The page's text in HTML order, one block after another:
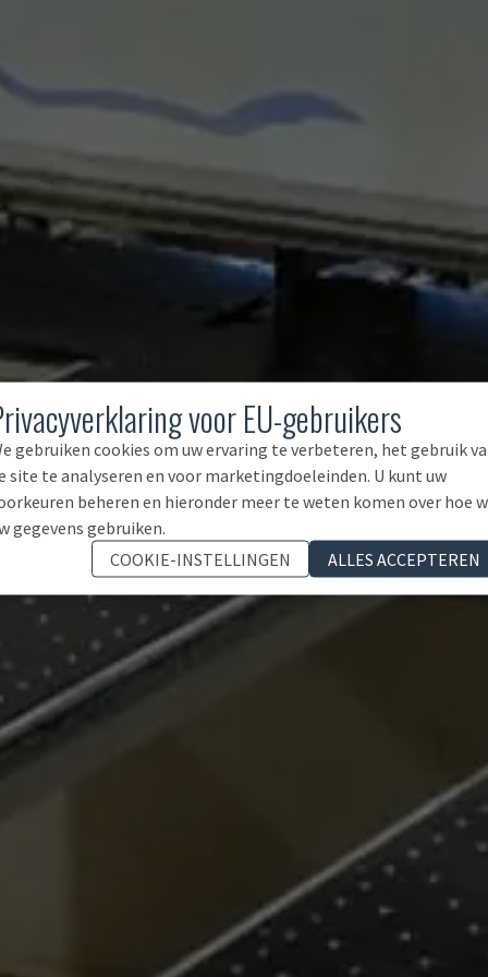
voor EU-gebruikers
gebruiken cookies om uw ervaring te verbeteren, het gebruik
site te analyseren en voor marketingdoeleinden. U kunt uw
beheren en hieronder meer te weten komen over hoe
gegevens gebruiken.
COOKIE-INSTELLINGEN
ALLES ACCEPTEREN